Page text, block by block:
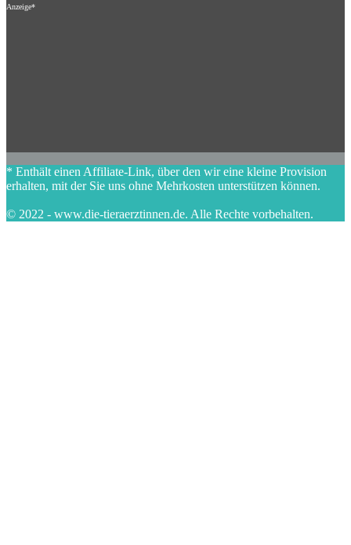
Anzeige*
* Enthält einen Affiliate-Link, über den wir eine kleine Provision
erhalten, mit der Sie uns ohne Mehrkosten unterstützen können.
© 2022 - www.die-tieraerztinnen.de. Alle Rechte vorbehalten.